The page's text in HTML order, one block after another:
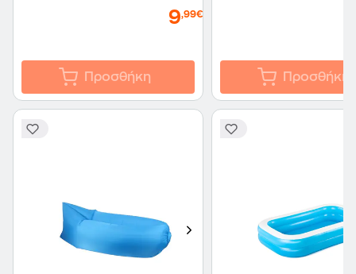
9,99€
Προσθήκη Προσθήκη